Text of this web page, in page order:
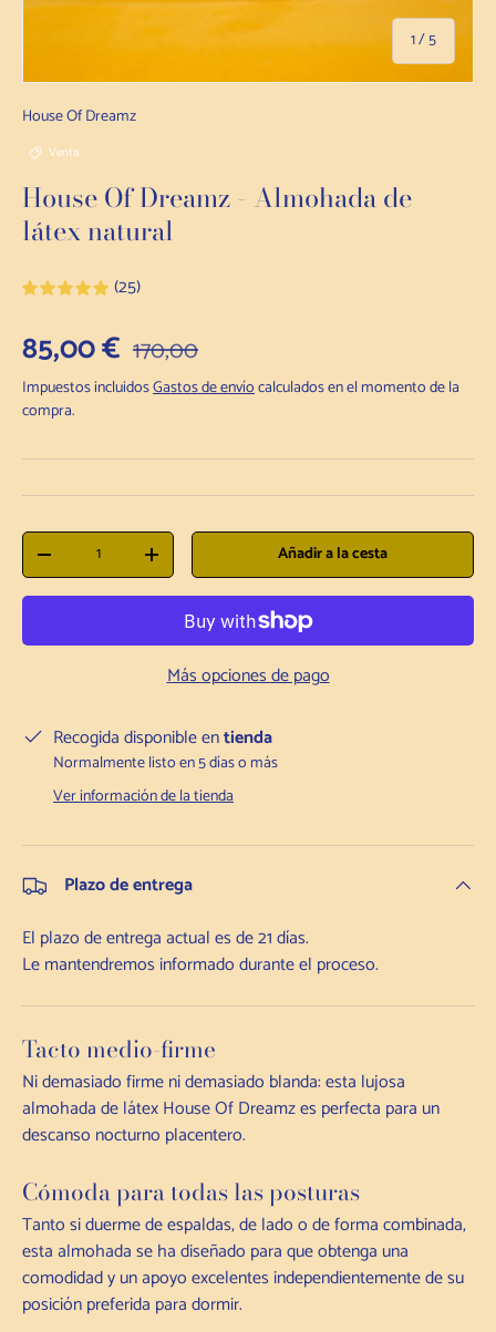
1/de
5
House Of Dreamz
Venta
House Of Dreamz - Almohada de
látex natural
(25)
Precio de venta
85,00 € Precio habitual
170,00
Impuestos incluidosGastos de envíocalculados en el momento de la
compra.
Cantidad
Disminuir la cantidadAumentar la cantidadAñadir a la cesta
Más opciones de pago
Recogida disponible entienda
Normalmente listo en 5 días o más
Ver información de la tienda
Plazo de entrega
El plazo de entrega actual es de 21 días.
Le mantendremos informado durante el proceso.
Tacto medio-firme
Ni demasiado firme ni demasiado blanda: esta lujosa
almohada de látex House Of Dreamz es perfecta para un
descanso nocturno placentero.
Cómoda para todas las posturas
Tanto si duerme de espaldas, de lado o de forma combinada,
esta almohada se ha diseñado para que obtenga una
comodidad y un apoyo excelentes independientemente de su
posición preferida para dormir.